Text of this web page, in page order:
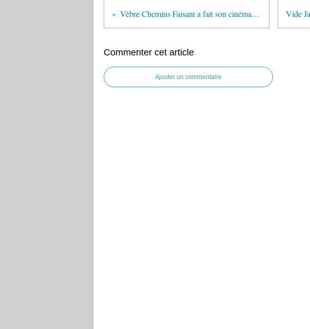
Vèbre Chemins Faisant a fait son cinéma samedi 22 février
Commenter cet article
Ajouter un commentaire